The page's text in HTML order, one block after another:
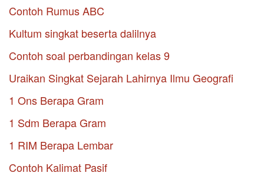
Contoh Rumus ABC
Kultum singkat beserta dalilnya
Contoh soal perbandingan kelas 9
Uraikan Singkat Sejarah Lahirnya Ilmu Geografi
1 Ons Berapa Gram
1 Sdm Berapa Gram
1 RIM Berapa Lembar
Contoh Kalimat Pasif